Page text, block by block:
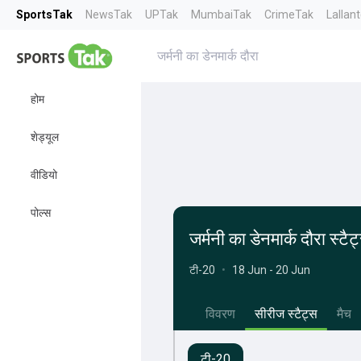
SportsTak NewsTak UPTak MumbaiTak CrimeTak
होम
शेड्यूल
वीडियो
पोल्स
जर्मनी का डेनमार्क दौरा
जर्मनी का डेनमार्क दौरा
टी-20 • 18 Jun - 20 Jun
विवरण सीरीज स्टैट्स मैच